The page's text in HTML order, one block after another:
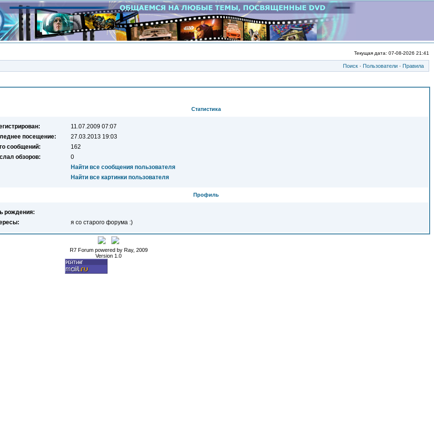
Текущая дата: 07-08-2026 21:41
Поиск · Пользователи · Правила
Статистика
11.07.2009 07:07
посещение:
27.03.2013 19:03
сообщений:
162
обзоров:
0
Найти все сообщения пользователя
Найти все картинки пользователя
Профиль
рождения:
я со старого форума :)
R7 Forum powered by Ray, 2009
Version 1.0